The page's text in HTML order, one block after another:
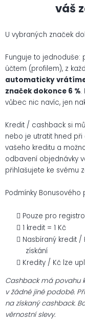
váš
U vybraných značek
Funguje to jednoduše:
účtem (profilem), z
automaticky
značek dokonce 6 %.
vůbec nic navíc, jen
Kredit / cashback si
nebo je utratit hned při
vašeho kreditu a
odbavení objednávky
přihlašujete ke svému
Podmínky
Pouze pro
1 kredit = 1 Kč
Nasbíraný kredit
získání
Kredity / Kč lze
Cashback má povahu
v žádné jiné podobě.
na získaný cashback.
věrnostní slevy.